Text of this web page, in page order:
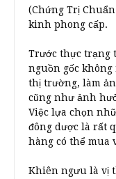
(Chứng Trị
kinh phong cấp.
Trước thực trạng
nguồn gốc
thị trường, làm
cũng như ảnh
Việc lựa chọn
đông dược là rất
hàng có thể mua
Khiên ngưu là vị